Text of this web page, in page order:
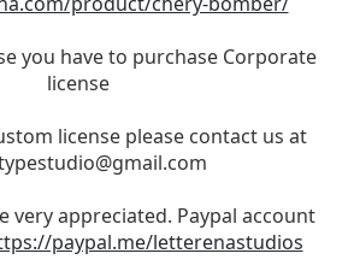
you have to purchase Corporate
license
license please contact us at
very appreciated. Paypal account
paypal.me/letterenastudios